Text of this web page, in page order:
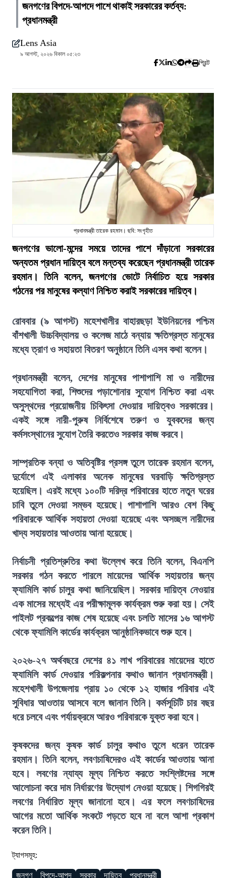
জনগণের বিপদে-আপদে পাশে থাকাই সরকারের কর্তব্য:
প্রধানমন্ত্রী
Lens Asia
৯ আগস্ট, ২০২৬ বিকাল ০৫:২৩
প্রিন্ট
প্রধানমন্ত্রী তারেক রহমান। ছবি: সংগৃহীত
জনগণের ভালো-মন্দের সময়ে তাদের পাশে দাঁড়ানো সরকারের
অন্যতম প্রধান দায়িত্ব বলে মন্তব্য করেছেন প্রধানমন্ত্রী তারেক
রহমান। তিনি বলেন, জনগণের ভোটে নির্বাচিত হয়ে সরকার
গঠনের পর মানুষের কল্যাণ নিশ্চিত করাই সরকারের দায়িত্ব।
রোববার (৯ আগস্ট) মহেশখালীর বাহারছড়া ইউনিয়নের পশ্চিম
বাঁশখালী উচ্চবিদ্যালয় ও কলেজ মাঠে বন্যায় ক্ষতিগ্রস্ত মানুষের
মধ্যে ত্রাণ ও সহায়তা বিতরণ অনুষ্ঠানে তিনি এসব কথা বলেন।
প্রধানমন্ত্রী বলেন, দেশের মানুষের পাশাপাশি মা ও নারীদের
সহযোগিতা করা, শিশুদের পড়াশোনার সুযোগ নিশ্চিত করা এবং
অসুস্থদের প্রয়োজনীয় চিকিৎসা দেওয়ার দায়িত্বও সরকারের।
একই সঙ্গে নারী-পুরুষ নির্বিশেষে তরুণ ও যুবকদের জন্য
কর্মসংস্থানের সুযোগ তৈরি করতেও সরকার কাজ করবে।
সাম্প্রতিক বন্যা ও অতিবৃষ্টির প্রসঙ্গ তুলে তারেক রহমান বলেন,
দুর্যোগে এই এলাকার অনেক মানুষের ঘরবাড়ি ক্ষতিগ্রস্ত
হয়েছিল। এরই মধ্যে ১০০টি দরিদ্র পরিবারের হাতে নতুন ঘরের
চাবি তুলে দেওয়া সম্ভব হয়েছে। পাশাপাশি আরও বেশ কিছু
পরিবারকে আর্থিক সহায়তা দেওয়া হয়েছে এবং অসচ্ছল নারীদের
খাদ্য সহায়তার আওতায় আনা হয়েছে।
নির্বাচনী প্রতিশ্রুতির কথা উল্লেখ করে তিনি বলেন, বিএনপি
সরকার গঠন করতে পারলে মায়েদের আর্থিক সহায়তার জন্য
ফ্যামিলি কার্ড চালুর কথা জানিয়েছিল। সরকার দায়িত্ব নেওয়ার
এক মাসের মধ্যেই এর পরীক্ষামূলক কার্যক্রম শুরু করা হয়। সেই
পাইলট প্রকল্পের কাজ শেষ হয়েছে এবং চলতি মাসের ১৬ আগস্ট
থেকে ফ্যামিলি কার্ডের কার্যক্রম আনুষ্ঠানিকভাবে শুরু হবে।
২০২৬-২৭ অর্থবছরে দেশের ৪১ লাখ পরিবারের মায়েদের হাতে
ফ্যামিলি কার্ড দেওয়ার পরিকল্পনার কথাও জানান প্রধানমন্ত্রী।
মহেশখালী উপজেলায় প্রায় ১০ থেকে ১২ হাজার পরিবার এই
সুবিধার আওতায় আসবে বলে জানান তিনি। কর্মসূচিটি চার বছর
ধরে চলবে এবং পর্যায়ক্রমে আরও পরিবারকে যুক্ত করা হবে।
কৃষকদের জন্য কৃষক কার্ড চালুর কথাও তুলে ধরেন তারেক
রহমান। তিনি বলেন, লবণচাষিদেরও এই কার্ডের আওতায় আনা
হবে। লবণের ন্যায্য মূল্য নিশ্চিত করতে সংশ্লিষ্টদের সঙ্গে
আলোচনা করে দাম নির্ধারণের উদ্যোগ নেওয়া হয়েছে। শিগগিরই
লবণের নির্ধারিত মূল্য জানানো হবে। এর ফলে লবণচাষিদের
আগের মতো আর্থিক সংকটে পড়তে হবে না বলে আশা প্রকাশ
করেন তিনি।
ট্যাগসমূহ:
জনগণ বিপদে-আপদ সরকার দায়িত্ব প্রধানমন্ত্রী